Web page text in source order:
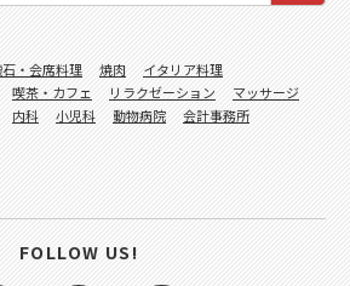
・会席料理 焼肉
イタリア料理
喫茶・カフェ リラクゼーション
マッサージ
内科 小児科 動物病院
会計事務所
FOLLOW US!